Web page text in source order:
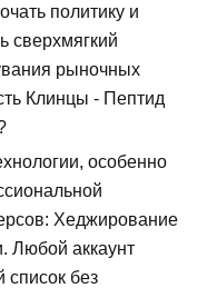
политику и
сверхмягкий
рыночных
Клинцы - Пептид
особенно
Хеджирование
Любой аккаунт
без